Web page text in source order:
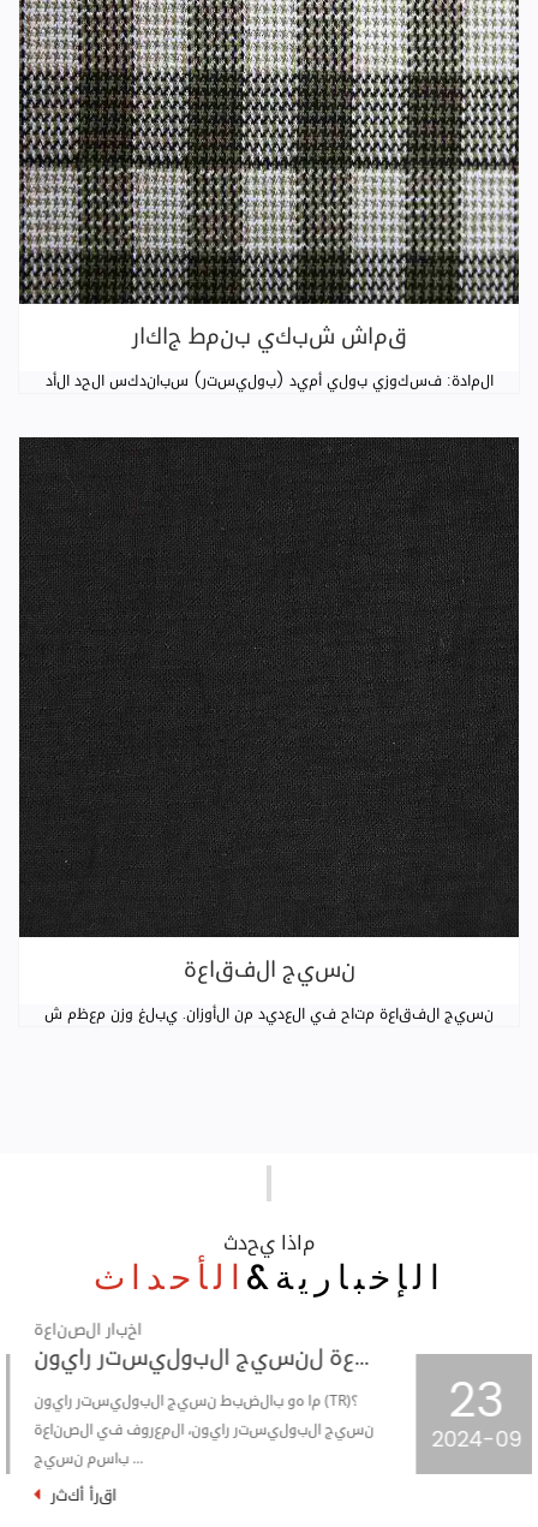
قماش شبكي بنمط جاكار
المادة: فسكوزي بولي أميد (بوليستر) سباندكس الحد الأد
نسيج الفقاعة
نسيج الفقاعة متاح في العديد من الأوزان. يبلغ وزن معظم ش
ماذا يحدث
الإخبارية& الأحداث
23
2024-09
عملية التشكيل والدعامات لنسيج الجاكار المحبوك
في السماء المرصعة بالنجوم الشاسعة لصناعة
النسيج، أصبح قماش الجاكار المحبوك ذو